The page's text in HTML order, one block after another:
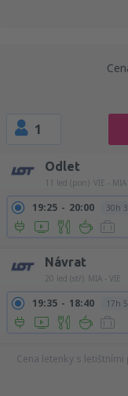
1
Odlet
11 led (pon) VIE - MIA
19:25 20:00 30h
Návrat
20 led (stř) MIA - VIE
19:35 18:40 17h
Cena letenky s